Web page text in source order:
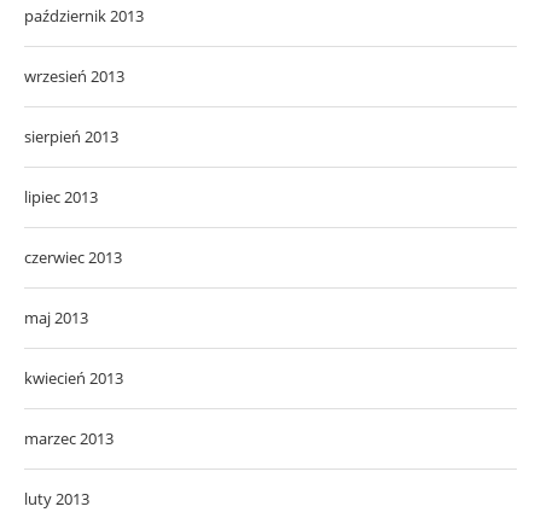
październik 2013
wrzesień 2013
sierpień 2013
lipiec 2013
czerwiec 2013
maj 2013
kwiecień 2013
marzec 2013
luty 2013